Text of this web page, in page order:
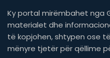
Ky portal mirëmbahet nga
materialet dhe
të kopjohen, shtypen ose
mënyre tjetër për qëllime